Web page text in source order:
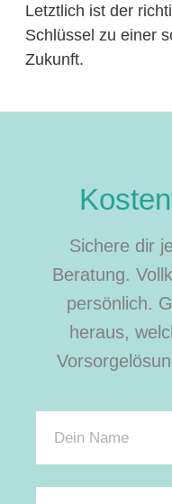
Letztlich ist der
Schlüssel zu einer
Zukunft.
Sichere dir
Beratung.
persönlich.
heraus,